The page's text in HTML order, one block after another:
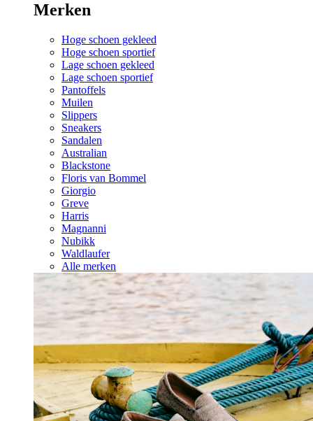
Merken
Hoge schoen gekleed
Hoge schoen sportief
Lage schoen gekleed
Lage schoen sportief
Pantoffels
Muilen
Slippers
Sneakers
Sandalen
Australian
Blackstone
Floris van Bommel
Giorgio
Greve
Harris
Magnanni
Nubikk
Waldlaufer
Alle merken